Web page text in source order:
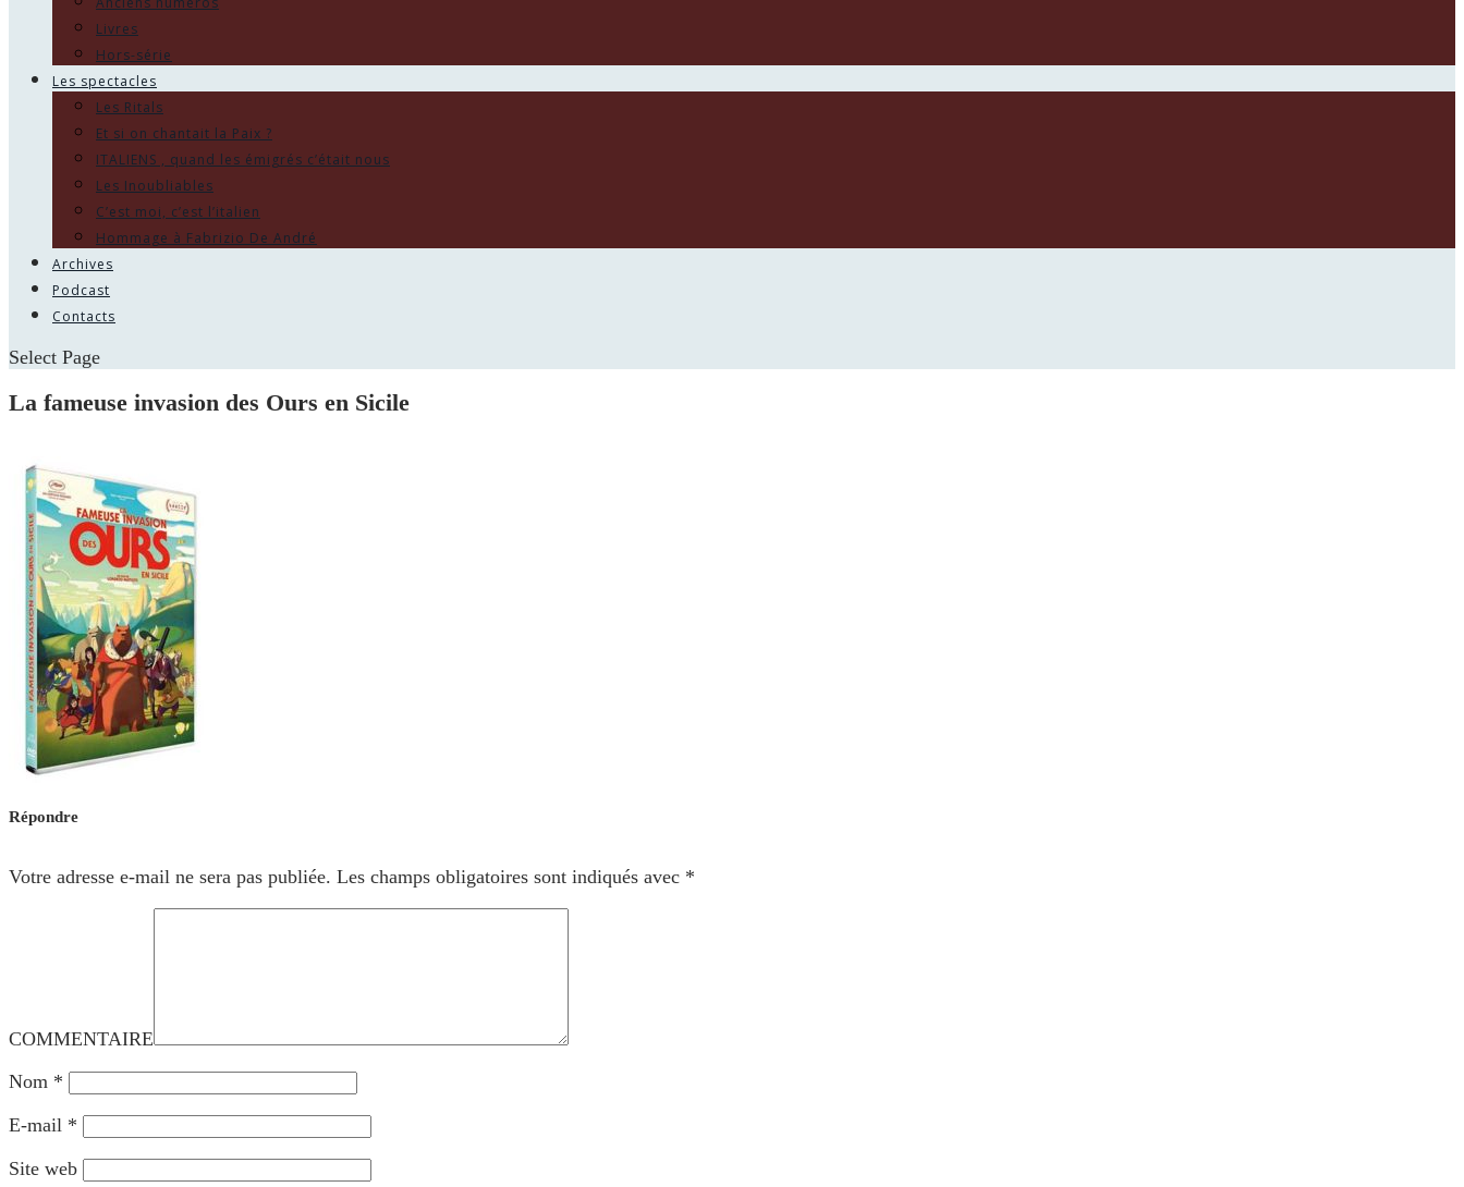
Livres
Hors-série
Les spectacles
Les Ritals
Et si on chantait la Paix ?
ITALIENS , quand les émigrés c’était nous
Les Inoubliables
C’est moi, c’est l’italien
Hommage à Fabrizio De André
Archives
Podcast
Contacts
Select Page
La fameuse invasion des Ours en Sicile
Répondre
Votre adresse e-mail ne sera pas publiée. Les champs obligatoires sont indiqués avec *
COMMENTAIRE
Nom *
E-mail *
Site web